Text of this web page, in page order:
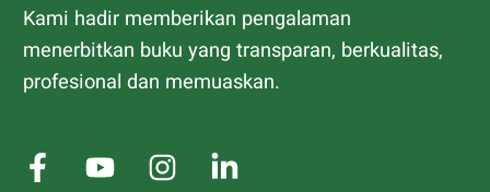
Kami hadir memberikan pengalaman
menerbitkan buku yang transparan, berkualitas,
profesional dan memuaskan.